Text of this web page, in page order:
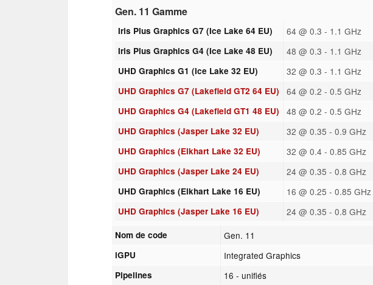
Gen. 11 Gamme
Iris Plus Graphics G7 (Ice Lake 64 EU) 64 @ 0.3 - 1.1 GHz
Iris Plus Graphics G4 (Ice Lake 48 EU) 48 @ 0.3 - 1.1 GHz
UHD Graphics G1 (Ice Lake 32 EU) 32 @ 0.3 - 1.1 GHz
UHD Graphics G7 (Lakefield GT2 64 EU) 64 @ 0.2 - 0.5 GHz
UHD Graphics G4 (Lakefield GT1 48 EU) 48 @ 0.2 - 0.5 GHz
UHD Graphics (Jasper Lake 32 EU) 32 @ 0.35 - 0.9 GHz
UHD Graphics (Elkhart Lake 32 EU) 32 @ 0.4 - 0.85 GHz
UHD Graphics (Jasper Lake 24 EU) 24 @ 0.35 - 0.8 GHz
UHD Graphics (Elkhart Lake 16 EU) 16 @ 0.25 - 0.85 GHz
UHD Graphics (Jasper Lake 16 EU) 24 @ 0.35 - 0.8 GHz
Nom de code Gen. 11
iGPU Integrated Graphics
Pipelines 16 - unifiés